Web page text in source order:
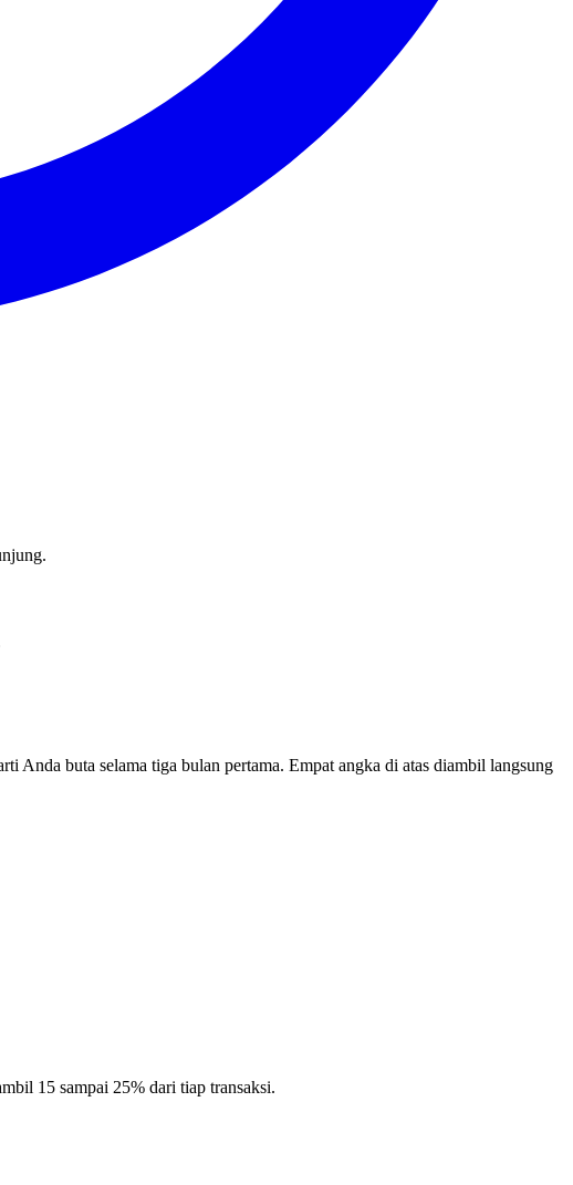
Anda buta selama tiga bulan pertama. Empat angka di atas diambil langsung
15 sampai 25% dari tiap transaksi.